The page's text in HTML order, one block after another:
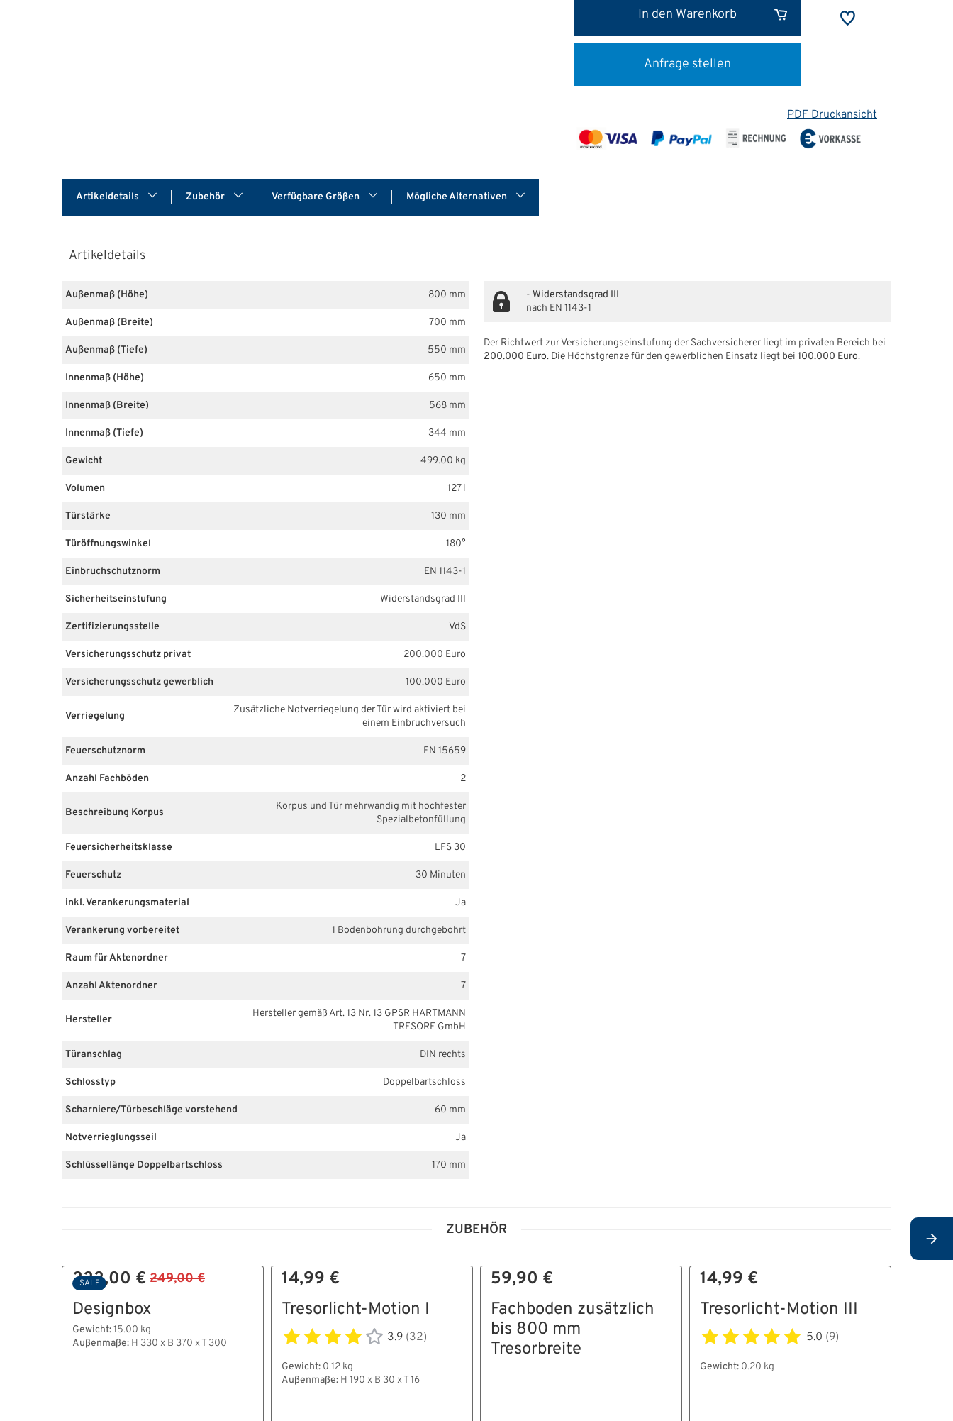
In den Warenkorb
Anfrage stellen
PDF Druckansicht
Artikeldetails Zubehör Verfügbare Größen Mögliche Alternativen
Artikeldetails
Außenmaß (Höhe) 800 mm
Außenmaß (Breite) 700 mm
Außenmaß (Tiefe) 550 mm
Innenmaß (Höhe) 650 mm
Innenmaß (Breite) 568 mm
Innenmaß (Tiefe) 344 mm
Gewicht 499.00 kg
Volumen 127 l
Türstärke 130 mm
Türöffnungswinkel 180°
Einbruchschutznorm EN 1143-1
Sicherheitseinstufung Widerstandsgrad III
Zertifizierungsstelle VdS
Versicherungsschutz privat 200.000 Euro
Versicherungsschutz gewerblich 100.000 Euro
Verriegelung
Zusätzliche Notverriegelung der Tür wird aktiviert bei
einem Einbruchversuch
Feuerschutznorm EN 15659
Anzahl Fachböden 2
Beschreibung Korpus
Korpus und Tür mehrwandig mit hochfester
Spezialbetonfüllung
Feuersicherheitsklasse LFS 30
Feuerschutz 30 Minuten
inkl. Verankerungsmaterial Ja
Verankerung vorbereitet 1 Bodenbohrung durchgebohrt
Raum für Aktenordner 7
Anzahl Aktenordner 7
Hersteller
Hersteller gemäß Art. 13 Nr. 13 GPSR HARTMANN
TRESORE GmbH
Türanschlag DIN rechts
Schlosstyp Doppelbartschloss
Scharniere/Türbeschläge vorstehend 60 mm
Notverrieglungsseil Ja
Schlüssellänge Doppelbartschloss 170 mm
- Widerstandsgrad III
nach EN 1143-1
Der Richtwert zur Versicherungseinstufung der Sachversicherer liegt im privaten Bereich bei
200.000 Euro. Die Höchstgrenze für den gewerblichen Einsatz liegt bei 100.000 Euro.
ZUBEHÖR
SALE
222,00 € 249,00 €
Designbox
Gewicht:15.00 kg
Außenmaße: H 330 x B 370 x T 300
14,99 €
Tresorlicht-Motion I
3.9 (32)
Gewicht: 0.12 kg
Außenmaße: H 190 x B 30 x T 16
59,90 €
Fachboden zusätzlich
bis 800 mm
Tresorbreite
14,99 €
Tresorlicht-Motion III
5.0 (9)
Gewicht: 0.20 kg